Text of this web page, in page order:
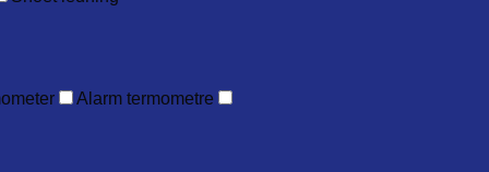
Alarm termometre